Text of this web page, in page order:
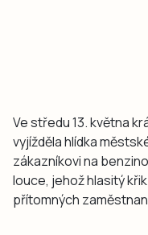
Ve středu 13. května
vyjížděla hlídka
zákazníkovi na
louce, jehož hlasitý
přítomných